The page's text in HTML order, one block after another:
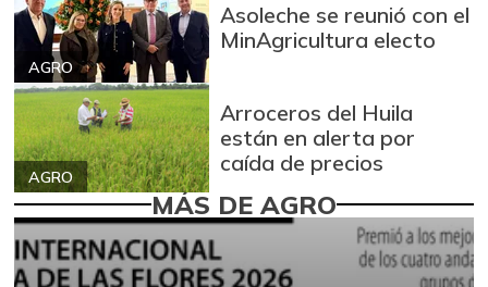
AGRO
Asoleche se reunió con el
MinAgricultura electo
AGRO
Arroceros del Huila
están en alerta por
caída de precios
MÁS DE AGRO